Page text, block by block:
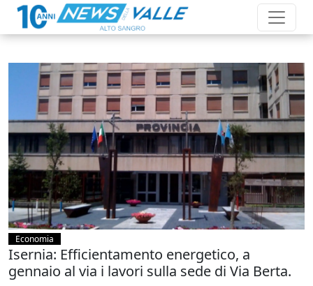
Economia
Isernia: Efficientamento energetico, a
gennaio al via i lavori sulla sede di Via Berta.